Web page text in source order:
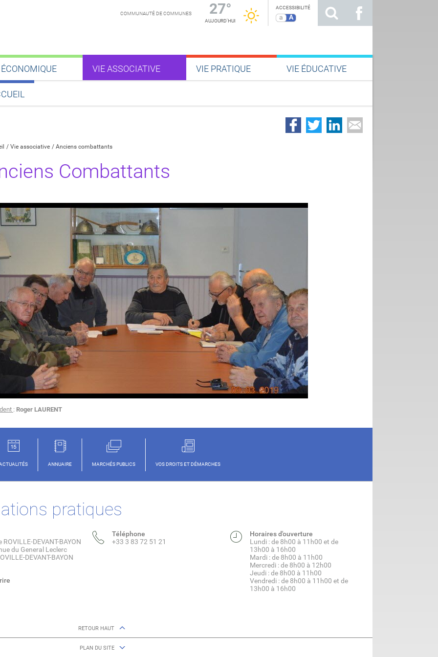
27°
AUJOURD'HUI
ACCESSIBILITÉ
a A
COMMUNAUTÉ DE COMMUNES
VIE ASSOCIATIVE VIE PRATIQUE VIE ÉDUCATIVE
Vie associative Anciens combattants
Combattants
: Roger LAURENT
ANNUAIRE MARCHÉS PUBLICS VOS DROITS ET DÉMARCHES
pratiques
ROVILLE-DEVANT-BAYON
du General Leclerc
DEVANT-BAYON
Téléphone
+33 3 83 72 51 21
Horaires d'ouverture
Lundi : de 8h00 à 11h00 et de
13h00 à 16h00
Mardi : de 8h00 à 11h00
Mercredi : de 8h00 à 12h00
Jeudi : de 8h00 à 11h00
Vendredi : de 8h00 à 11h00 et de
13h00 à 16h00
RETOUR HAUT
PLAN DU SITE